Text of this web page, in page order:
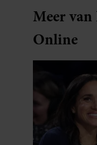
Meer
Online